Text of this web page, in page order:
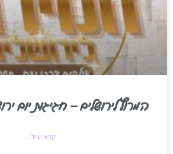
המרוץ לירושלים – חגיגות יום
קראו עוד...